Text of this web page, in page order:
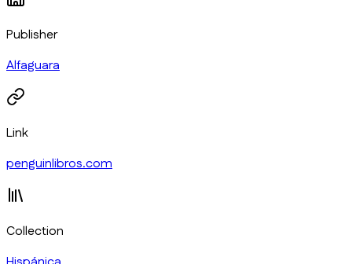
Publisher
Alfaguara
Link
penguinlibros.com
Collection